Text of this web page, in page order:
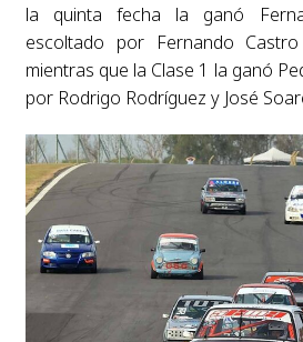
la quinta fecha la ganó
escoltado por Fernando
mientras que la Clase 1 la ganó
por Rodrigo Rodríguez y José